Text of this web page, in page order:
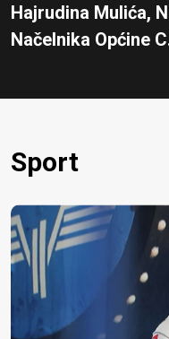
Hajrudina Mulića,
Načelnika Općine
Sport